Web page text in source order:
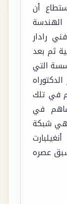
أن
رادار
ثم بعد
التي
في تلك
ساهم في
هي شبكة
عصره